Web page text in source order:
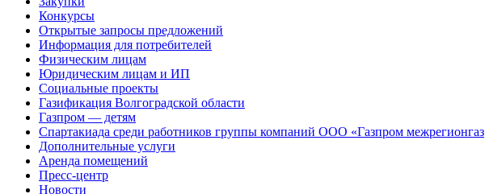
Конкурсы
Открытые запросы предложений
Информация для потребителей
Физическим лицам
Юридическим лицам и ИП
Социальные проекты
Газификация Волгоградской области
Газпром — детям
Спартакиада среди работников группы компаний ООО «Газпром межрегионгаз
Дополнительные услуги
Аренда помещений
Пресс-центр
Новости